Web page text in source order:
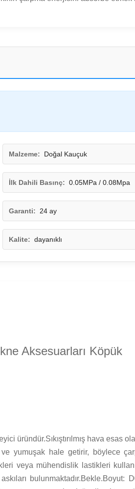
Malzeme: Doğal Kauçuk
İlk Dahili Basınç: 0.05MPa / 0.08Mpa
Garanti: 24 ay
Kalite: dayanıklı
Aksesuarları Köpük
üründür.Sıkıştırılmış hava esas
yumuşak hale getirir, böylece
veya mühendislik lastikleri